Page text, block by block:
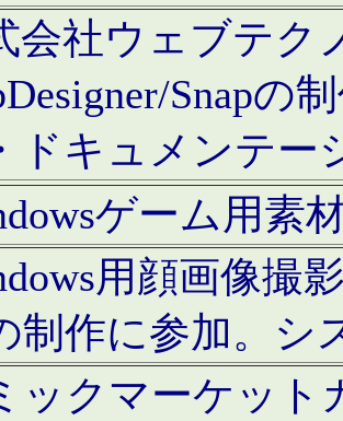
会社ウェブテク
Snapの
ドキュメンテー
ゲーム用素
用顔画像撮
制作に参加。シ
ックマーケット